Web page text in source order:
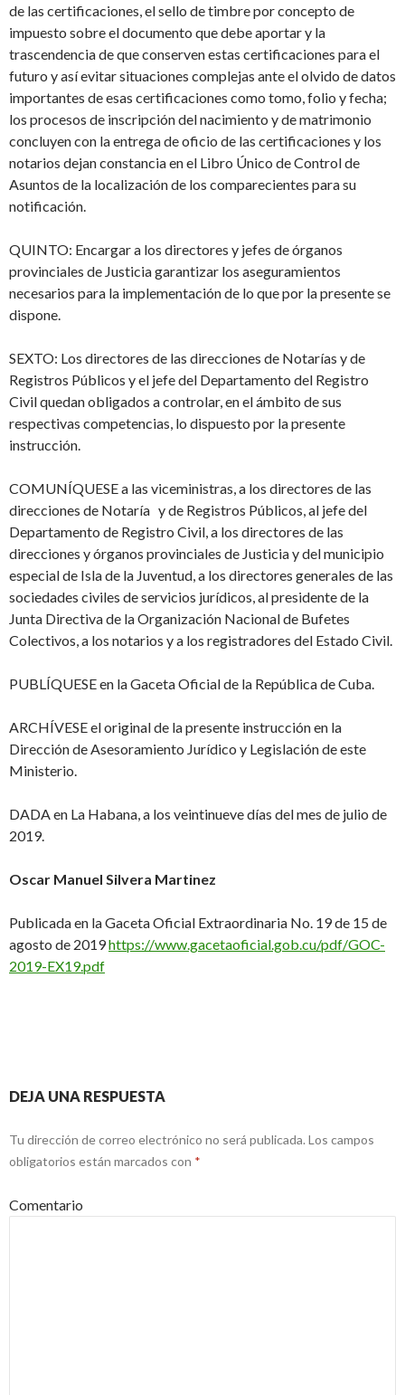
de las certificaciones, el sello de timbre por concepto de
impuesto sobre el documento que debe aportar y la
trascendencia de que conserven estas certificaciones para el
futuro y así evitar situaciones complejas ante el olvido de datos
importantes de esas certificaciones como tomo, folio y fecha;
los procesos de inscripción del nacimiento y de matrimonio
concluyen con la entrega de oficio de las certificaciones y los
notarios dejan constancia en el Libro Único de Control de
Asuntos de la localización de los comparecientes para su
notificación.
QUINTO: Encargar a los directores y jefes de órganos
provinciales de Justicia garantizar los aseguramientos
necesarios para la implementación de lo que por la presente se
dispone.
SEXTO: Los directores de las direcciones de Notarías y de
Registros Públicos y el jefe del Departamento del Registro
Civil quedan obligados a controlar, en el ámbito de sus
respectivas competencias, lo dispuesto por la presente
instrucción.
COMUNÍQUESE a las viceministras, a los directores de las
direcciones de Notaría y de Registros Públicos, al jefe del
Departamento de Registro Civil, a los directores de las
direcciones y órganos provinciales de Justicia y del municipio
especial de Isla de la Juventud, a los directores generales de las
sociedades civiles de servicios jurídicos, al presidente de la
Junta Directiva de la Organización Nacional de Bufetes
Colectivos, a los notarios y a los registradores del Estado Civil.
PUBLÍQUESE en la Gaceta Oficial de la República de Cuba.
ARCHÍVESE el original de la presente instrucción en la
Dirección de Asesoramiento Jurídico y Legislación de este
Ministerio.
DADA en La Habana, a los veintinueve días del mes de julio de
2019.
Oscar Manuel Silvera Martinez
Publicada en la Gaceta Oficial Extraordinaria No. 19 de 15 de
agosto de 2019https://www.gacetaoficial.gob.cu/pdf/GOC-
2019-EX19.pdf
DEJA UNA RESPUESTA
Tu dirección de correo electrónico no será publicada. Los campos
obligatorios están marcados con *
Comentario